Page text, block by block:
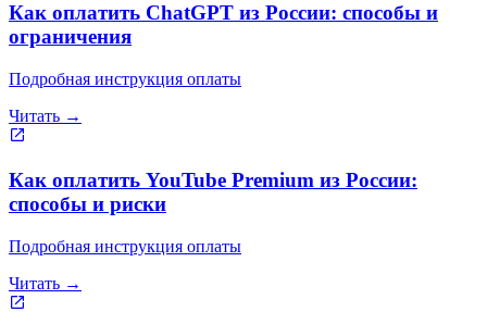
Как оплатить ChatGPT из России: способы и
ограничения
Подробная инструкция оплаты
Читать →
Как оплатить YouTube Premium из России:
способы и риски
Подробная инструкция оплаты
Читать →